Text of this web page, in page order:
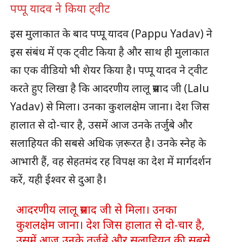
पप्पू यादव ने किया ट्वीट
इस मुलाकात के बाद पप्पू यादव (Pappu Yadav) ने
इस संबंध में एक ट्वीट किया है और साथ ही मुलाकात
का एक वीडियो भी शेयर किया है। पप्पू यादव ने ट्वीट
करते हुए लिखा है कि आदरणीय लालू प्रसाद जी (Lalu
Yadav) से मिला। उनका कुशलक्षेम जाना। देश जिस
हालात से दो-चार है, उसमें आज उनके तर्जुबे और
सलाहियत की सबसे अधिक ज़रूरत है। उनके स्नेह के
आभारी हैं, वह सेहतमंद रह विपक्ष का देश में मार्गदर्शन
करें, यही ईश्वर से दुआ है।
आदरणीय लालू प्रसाद जी से मिला। उनका
कुशलक्षेम जाना। देश जिस हालात से दो-चार है,